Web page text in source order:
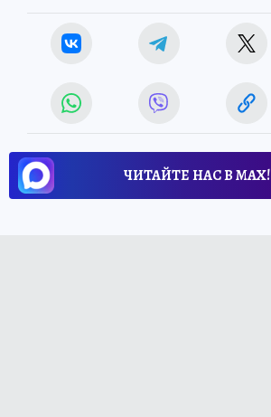
ЧИТАЙТЕ НАС В МАХ!